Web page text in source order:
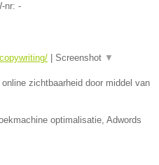
nr: -
Screenshot ▼
zichtbaarheid door middel van
optimalisatie, Adwords